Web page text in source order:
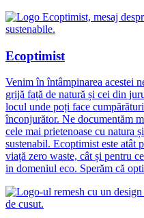
Ecoptimist
Venim în întâmpinarea acestei
grijă față de natură și cei din
locul unde poți face
înconjurător. Ne documentăm
cele mai prietenoase cu natura
sustenabil. Ecoptimist este atât
viață zero waste, cât și pentru
in domeniul eco. Sperăm că